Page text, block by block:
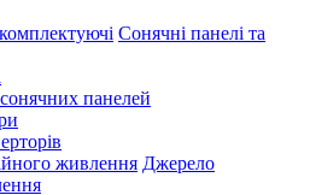
Сонячні панелі та
панелей
Джерело